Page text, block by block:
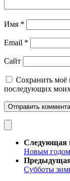
Имя *
Email *
Сайт
Сохранить моё
последующих
Следующая
Новым
Субботы